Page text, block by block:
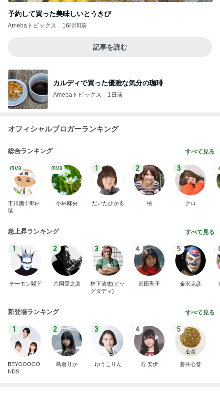
予約して買った美味しいとうきび
Amebaトピックス 16時間前
記事を読む
カルディで買った優雅な気分の珈琲
Amebaトピックス 1日前
オフィシャルブロガーランキング
総合ランキング すべて見る
市川團十郎白
猿
小林麻央
1
だいたひかる
2
桃
3
クロ
急上昇ランキング すべて見る
1
デーモン閣下
2
片岡愛之助
3
林下清志(ビッ
グダディ)
4
沢田聖子
5
金沢克彦
新登場ランキング すべて見る
1
BEYOOOOO
NDS
2
島倉りか
3
ゆうこりん
4
石 安伊
5
蒼井心音